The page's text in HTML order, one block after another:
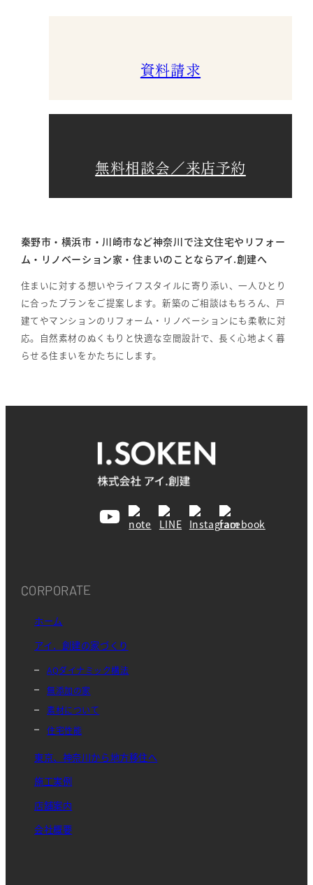
資料請求
無料相談会／来店予約
秦野市・横浜市・川崎市など神奈川で注文住宅やリフォー
ム・リノベーション家・住まいのことならアイ.創建へ
住まいに対する想いやライフスタイルに寄り添い、一人ひとり
に合ったプランをご提案します。新築のご相談はもちろん、戸
建てやマンションのリフォーム・リノベーションにも柔軟に対
応。自然素材のぬくもりと快適な空間設計で、長く心地よく暮
らせる住まいをかたちにします。
CORPORATE
ホーム
アイ．創建の家づくり
AQダイナミック構法
無添加の家
素材について
住宅性能
東京、神奈川から地方移住へ
施工実例
店舗案内
会社概要